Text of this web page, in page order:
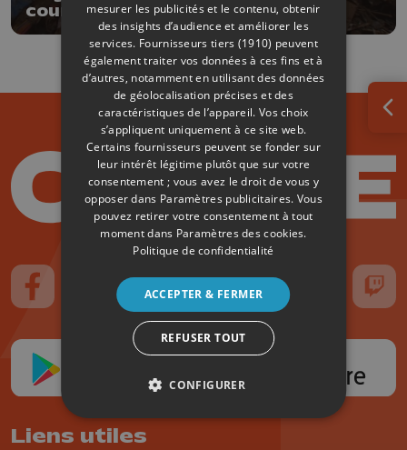
cours
Suivez-nous sur FaceBook
Suivez-nous sur Instagram
Suivez-nous sur TikTokSuivez-nous sur YouTube
Suivez-nous
Liens utiles
mesurer les publicités et le contenu, obtenir
des insights d’audience et améliorer les
services. Fournisseurs tiers (1910) peuvent
également traiter vos données à ces fins et à
d’autres, notamment en utilisant des données
de géolocalisation précises et des
caractéristiques de l’appareil. Vos choix
s’appliquent uniquement à ce site web.
Certains fournisseurs peuvent se fonder sur
leur intérêt légitime plutôt que sur votre
consentement ; vous avez le droit de vous y
opposer dans Paramètres publicitaires. Vous
pouvez retirer votre consentement à tout
moment dans Paramètres des cookies.
Politique de confidentialité
ACCEPTER & FERMER
REFUSER TOUT
CONFIGURER